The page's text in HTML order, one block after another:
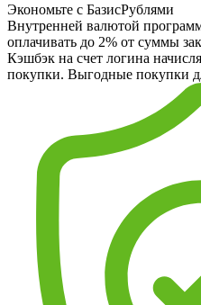
Экономьте с БазисРублями
Внутренней валютой
оплачивать до 2% от суммы
Кэшбэк на счет логина
покупки. Выгодные покупки